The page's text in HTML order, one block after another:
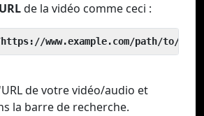
URLde la vidéo comme ceci :
www.example.com/path/to/
de votre vidéo/audio et
la barre de recherche.